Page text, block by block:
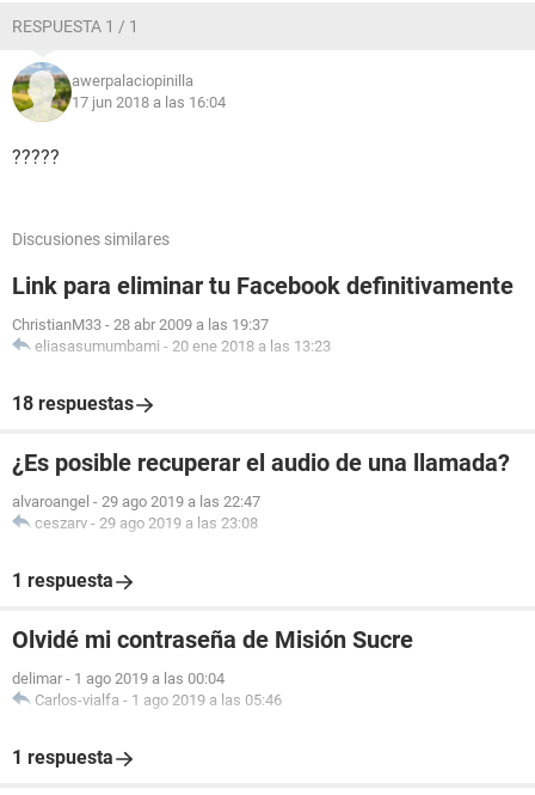
RESPUESTA 1 / 1
awerpalaciopinilla
17 jun 2018 a las 16:04
?????
Discusiones similares
Link para eliminar tu Facebook definitivamente
ChristianM33 - 28 abr 2009 a las 19:37
eliasasumumbami - 20 ene 2018 a las 13:23
18 respuestas
¿Es posible recuperar el audio de una llamada?
alvaroangel - 29 ago 2019 a las 22:47
ceszarv - 29 ago 2019 a las 23:08
1 respuesta
Olvidé mi contraseña de Misión Sucre
delimar - 1 ago 2019 a las 00:04
Carlos-vialfa - 1 ago 2019 a las 05:46
1 respuesta